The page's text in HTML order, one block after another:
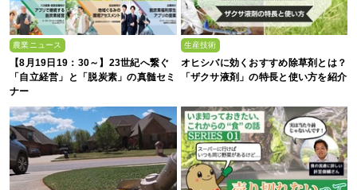
農業ニュース
【8月19日19：30～】23世紀へ繋ぐ
「自立経営」と「脱炭素」の真髄セミ
ナー
生産技術
オヒシバに効くおすすめ除草剤とは？
「ザクサ液剤」の特長と使い方を紹介